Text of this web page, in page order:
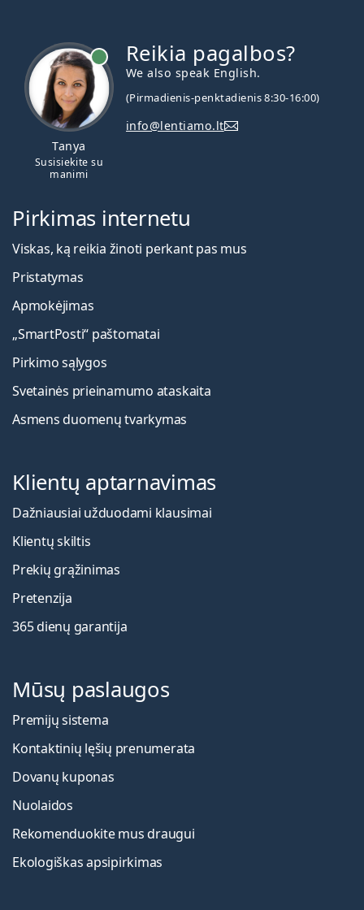
Tanya
Susisiekite su
manimi
Reikia pagalbos?
We also speak English.
(Pirmadienis-penktadienis 8:30-16:00)
info@lentiamo.lt
Pirkimas internetu
Viskas, ką reikia žinoti perkant pas mus
Pristatymas
Apmokėjimas
„SmartPosti“ paštomatai
Pirkimo sąlygos
Svetainės prieinamumo ataskaita
Asmens duomenų tvarkymas
Klientų aptarnavimas
Dažniausiai užduodami klausimai
Klientų skiltis
Prekių grąžinimas
Pretenzija
365 dienų garantija
Mūsų paslaugos
Premijų sistema
Kontaktinių lęšių prenumerata
Dovanų kuponas
Nuolaidos
Rekomenduokite mus draugui
Ekologiškas apsipirkimas